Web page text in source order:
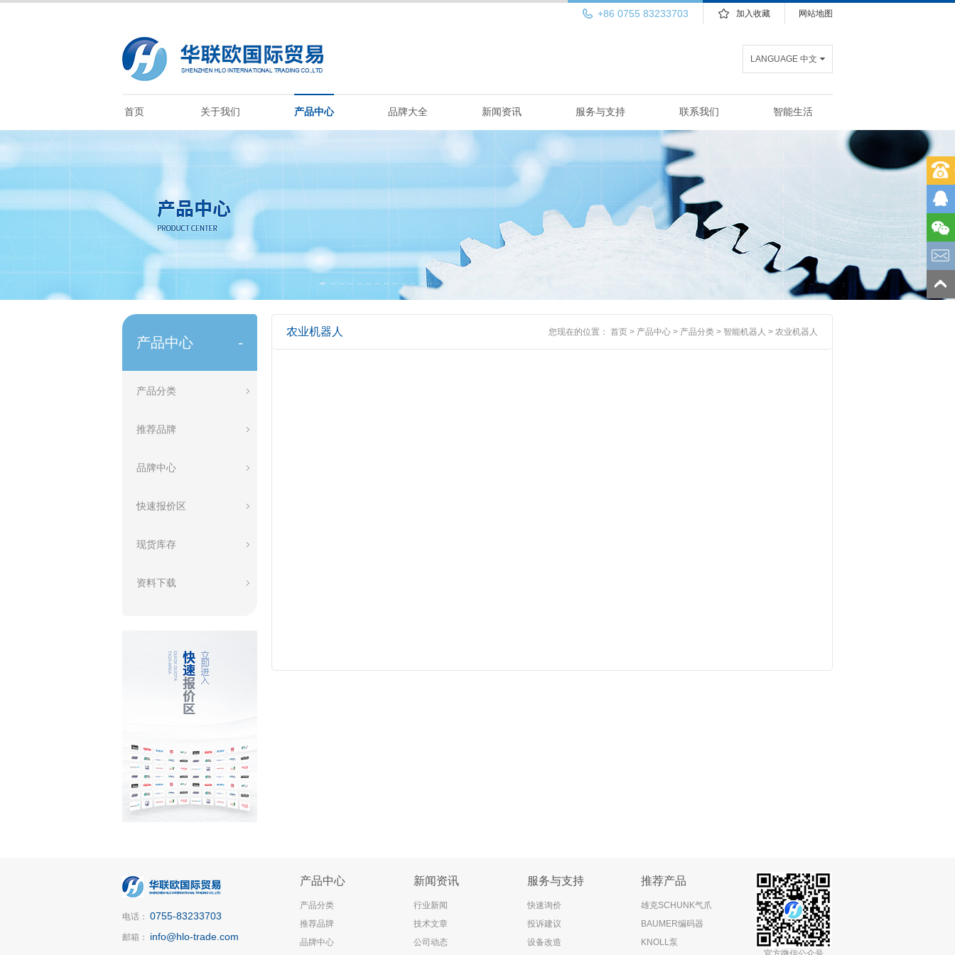
网站地图
加入收藏
+86 0755 83233703
LANGUAGE 中文
首页 关于我们 产品中心 品牌大全 新闻资讯 服务与支持 联系我们 智能生活
产品中心 -
产品分类
推荐品牌
品牌中心
快速报价区
现货库存
资料下载
农业机器人 您现在的位置： 首页 > 产品中心 > 产品分类 > 智能机器人 > 农业机器人
电话： 0755-83233703
邮箱： info@hlo-trade.com
产品中心
产品分类
推荐品牌
品牌中心
新闻资讯
行业新闻
技术文章
公司动态
服务与支持
快速询价
投诉建议
设备改造
推荐产品
雄克SCHUNK气爪
BAUMER编码器
KNOLL泵